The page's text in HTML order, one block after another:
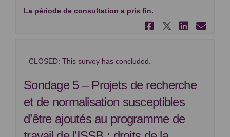
La période de consultation a pris fin.
Partager
CLOSED: This survey has concluded.
Sondage 5 – Projets de recherche
et de normalisation susceptibles
d’être ajoutés au programme de